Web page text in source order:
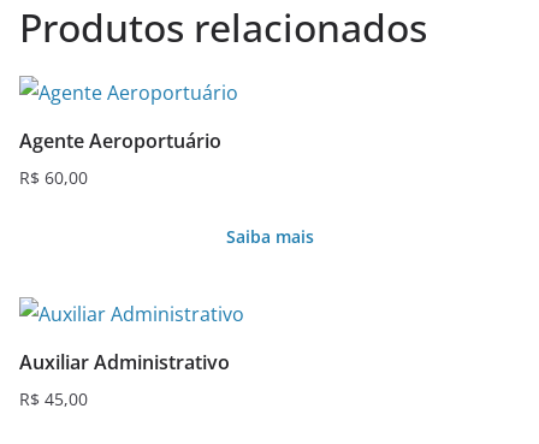
Produtos relacionados
Agente Aeroportuário
R$ 60,00
Saiba mais
Auxiliar Administrativo
R$ 45,00